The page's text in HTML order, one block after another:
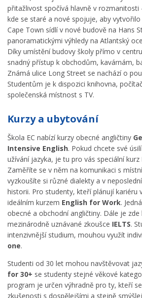
přitažlivost spočívá hlavně v
kde se staré a nové spojuje, aby vytvořilo
Cape Town sídlí v nové budově na Hans
panoramatickými výhledy na Atlantský
Díky umístění budovy školy přímo v
snadný přístup k obchodům, kavárnám,
Známá ulice Long Street se nachází o
Studentům je k dispozici knihovna,
společenská místnost s TV.
Kurzy a ubytování
Škola EC nabízí kurzy obecné angličtiny
Intensive English. Pokud chcete své
užívání jazyka, je tu pro vás speciální kurz
Zaměříte se v něm na komunikaci s
vyzkoušíte si různé dialekty a v
historii. Pro studenty, kteří plánují kariéru
ideálním kurzem English for Work.
obecné a obchodní angličtiny. Dále je
mezinárodně uznávané zkoušce IELTS.
intenzivnější studium, mouhou využít
one.
Studenti od 30 let mohou navštěvovat
for 30+ se studenty stejné věkové
program je určen výhradně pro ty, kteří
zkušenosti s dospělejšími a stejně